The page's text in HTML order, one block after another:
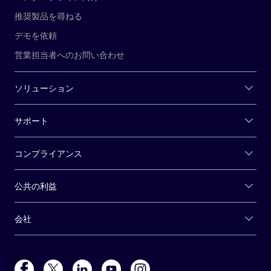
推奨製品を尋ねる
デモを依頼
営業担当者へのお問い合わせ
ソリューション
サポート
コンプライアンス
公共の利益
会社